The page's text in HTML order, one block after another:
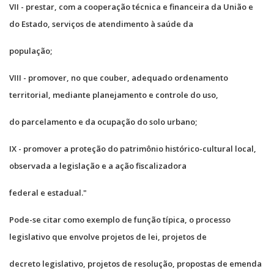
VII - prestar, com a cooperação técnica e financeira da União e
do Estado, serviços de atendimento à saúde da
população;
VIII - promover, no que couber, adequado ordenamento
territorial, mediante planejamento e controle do uso,
do parcelamento e da ocupação do solo urbano;
IX - promover a proteção do patrimônio histórico-cultural local,
observada a legislação e a ação fiscalizadora
federal e estadual."
Pode-se citar como exemplo de função típica, o processo
legislativo que envolve projetos de lei, projetos de
decreto legislativo, projetos de resolução, propostas de emenda